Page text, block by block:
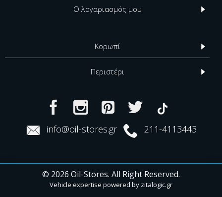
Ο λογαριασμός μου
Κορωπί
Περιστέρι
info@oil-stores.gr 211-4113443
© 2026 Oil-Stores. All Right Reserved.
Vehicle expertise powered by zitalogic.gr